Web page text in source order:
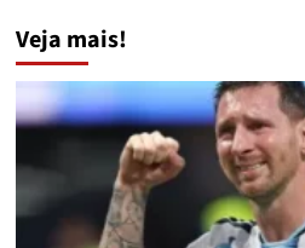
2018:
os
grupos
Veja mais!